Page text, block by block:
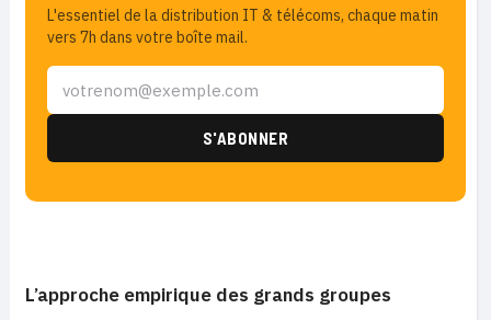
L'essentiel de la distribution IT & télécoms, chaque matin
vers 7h dans votre boîte mail.
L’approche empirique des grands groupes